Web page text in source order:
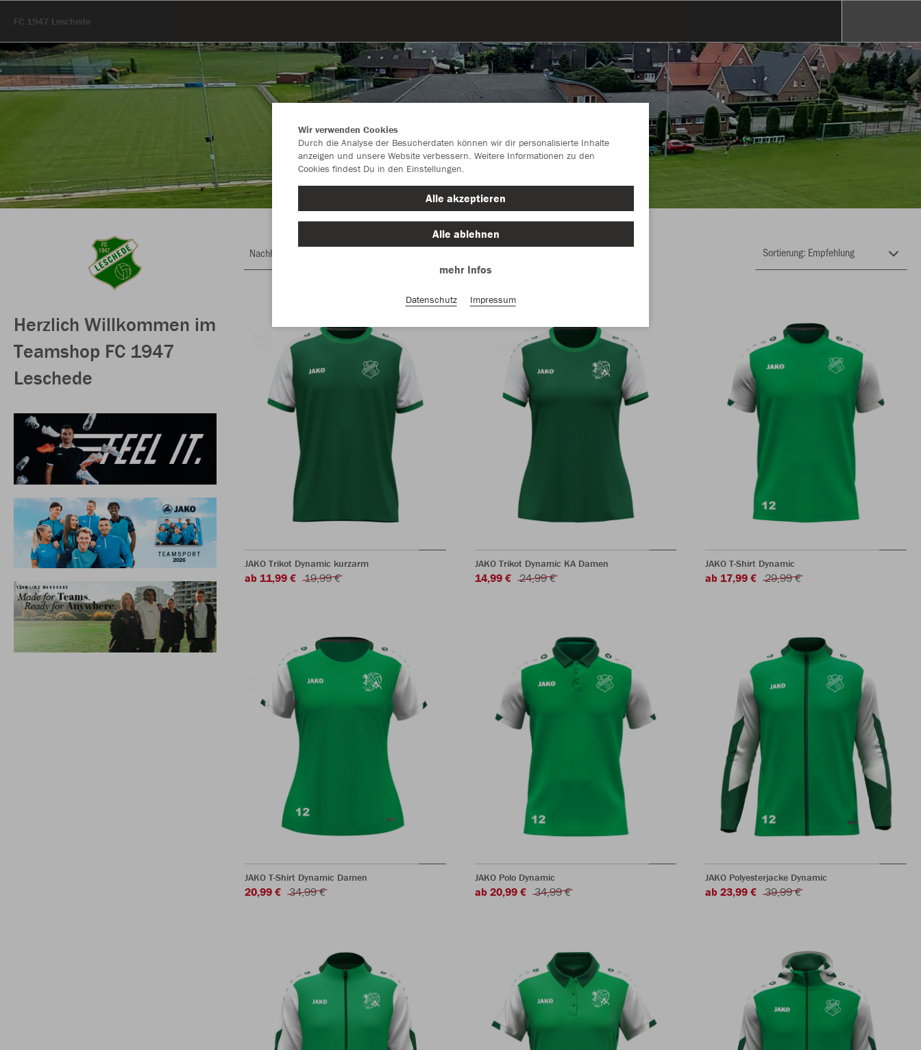
FC 1947 Leschede
Herzlich Willkommen im
Teamshop FC 1947
Leschede
Nachhaltig
JAKO Trikot Dynamic kurzarm
ab 11,99 € 19,99 €
JAKO Trikot Dynamic KA Damen
14,99 € 24,99 €
JAKO T-Shirt Dynamic
ab 17,99 € 29,99 €
JAKO T-Shirt Dynamic Damen
20,99 € 34,99 €
JAKO Polo Dynamic
ab 20,99 € 34,99 €
JAKO Polyesterjacke Dynamic
ab 23,99 € 39,99 €
Wir verwenden Cookies
Durch die Analyse der Besucherdaten können wir dir personalisierte Inhalte
anzeigen und unsere Website verbessern. Weitere Informationen zu den
Cookies findest Du in den Einstellungen.
Alle akzeptieren
Alle ablehnen
mehr Infos
Datenschutz Impressum